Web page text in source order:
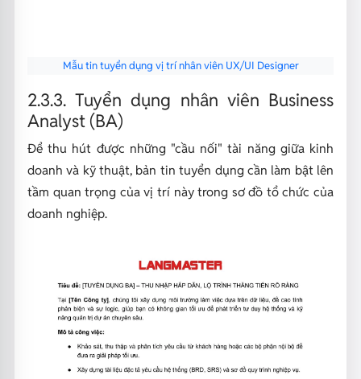
Mẫu tin tuyển dụng vị trí nhân viên UX/UI Designer
2.3.3. Tuyển dụng nhân viên Business
Analyst (BA)
Để thu hút được những "cầu nối" tài năng giữa kinh
doanh và kỹ thuật, bản tin tuyển dụng cần làm bật lên
tầm quan trọng của vị trí này trong sơ đồ tổ chức của
doanh nghiệp.